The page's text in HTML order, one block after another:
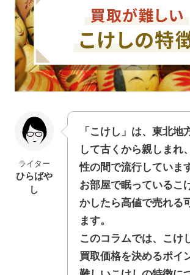
ライター
ひらばや
し
「こけし」は、東北地
して古くから親しまれ
性の間で流行していま
お部屋で眠っているこ
かしたら高値で売れる
ます。
このコラムでは、こけ
買取価格を決めるポイ